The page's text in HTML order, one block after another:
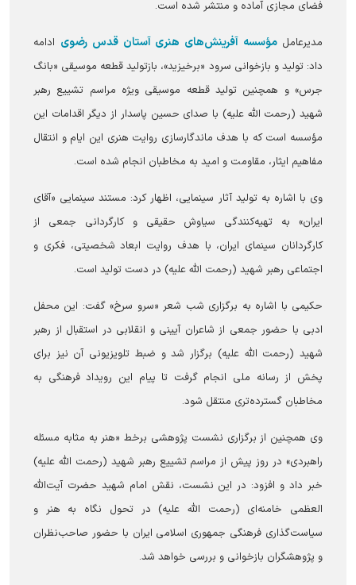
فضای مجازی آماده و منتشر شده است.
مدیرعامل مؤسسه آفرینش‌های هنری آستان قدس رضوی ادامه
داد: تولید و بازخوانی سرود «برخیزید»، بازتولید قطعه موسیقی «بانگ
جرس» و همچنین تولید قطعه موسیقی ویژه مراسم تشییع رهبر
شهید (رحمت الله علیه) با صدای حسین پاسدار از دیگر اقدامات این
مؤسسه است که با هدف ماندگارسازی روایت هنری این ایام و انتقال
مفاهیم ایثار، مقاومت و امید به مخاطبان انجام شده است.
وی با اشاره به تولید آثار سینمایی، اظهار کرد: مستند سینمایی «آقای
ایران» به تهیه‌کنندگی سیاوش حقیقی و کارگردانی جمعی از
کارگردانان سینمای ایران، با هدف روایت ابعاد شخصیتی، فکری و
اجتماعی رهبر شهید (رحمت الله علیه) در دست تولید است.
حکیمی با اشاره به برگزاری شب شعر «سرو سرخ» گفت: این محفل
ادبی با حضور جمعی از شاعران آیینی و انقلابی در استقبال از رهبر
شهید (رحمت الله علیه) برگزار شد و ضبط تلویزیونی آن نیز برای
پخش از رسانه ملی انجام گرفت تا پیام این رویداد فرهنگی به
مخاطبان گسترده‌تری منتقل شود.
وی همچنین از برگزاری نشست پژوهشی برخط «هنر به مثابه مسئله
راهبردی» در روز پیش از مراسم تشییع رهبر شهید (رحمت الله علیه)
خبر داد و افزود: در این نشست، نقش امام شهید حضرت آیت‌الله
العظمی خامنه‌ای (رحمت الله علیه) در تحول نگاه به هنر و
سیاست‌گذاری فرهنگی جمهوری اسلامی ایران با حضور صاحب‌نظران
و پژوهشگران بازخوانی و بررسی خواهد شد.